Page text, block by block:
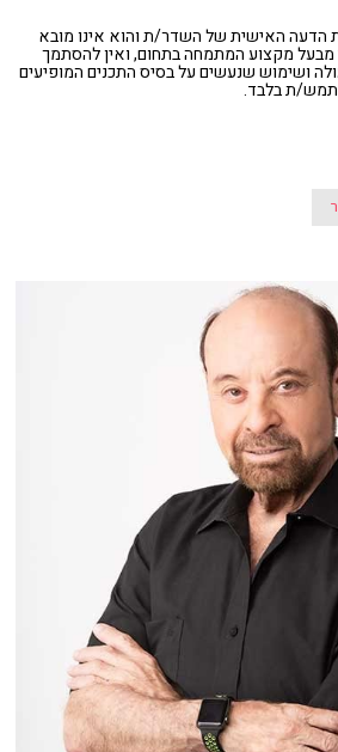
הדעה האישית של השדר/ת והוא אינו מובא
מבעל מקצוע המתמחה בתחום, ואין להסתמך
ושימוש שנעשים על בסיס התכנים המופיעים
ת בלבד.